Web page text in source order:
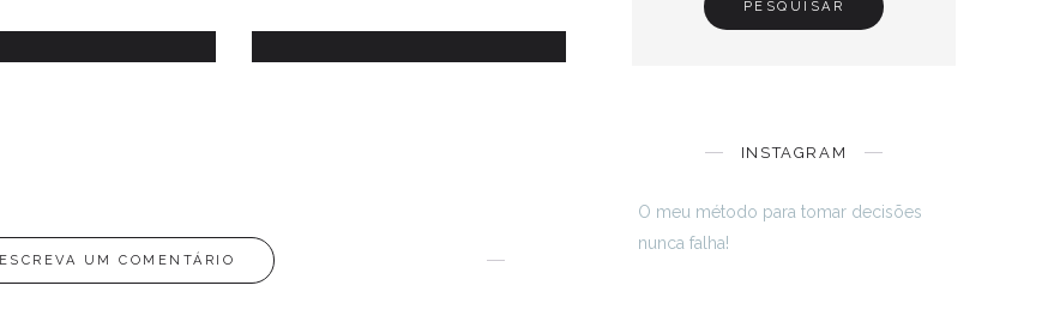
ESCREVA UM COMENTÁRIO
INSTAGRAM
O meu método para tomar decisões
nunca falha!